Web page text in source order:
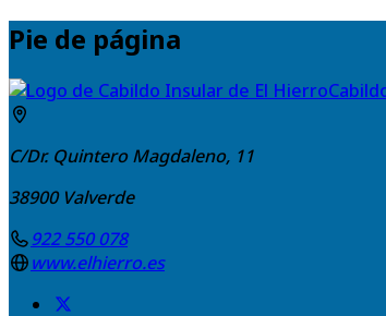
Pie de página
C/Dr. Quintero Magdaleno, 11
38900 Valverde
922 550 078
www.elhierro.es